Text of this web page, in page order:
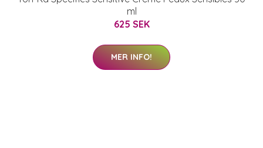
ml
625 SEK
MER INFO!